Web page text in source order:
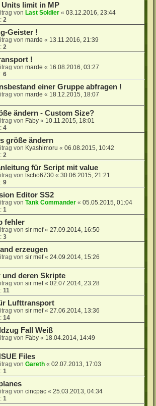
Units limit in MP
vonLast Soldier «03.12.2016, 23:44
2
Geister !
vonmarde « 13.11.2016, 21:39
2
!
vonmarde « 16.08.2016, 03:27
6
einer Gruppe abfragen !
vonmarde « 18.12.2015, 18:07
ändern - Custom Size?
von Fäby « 10.11.2015, 18:01
4
größe ändern
von Kyashimoru «06.08.2015, 10:42
2
für Script mit value
vontscho6730 «30.06.2015, 21:21
9
Editor SS2
vonTank Commander «05.05.2015, 01:04
1
fehler
vonsir mef«27.09.2014, 16:50
3
erzeugen
vonsir mef«24.09.2014, 15:26
und deren Skripte
vonsir mef«02.07.2014, 23:28
11
Lufttransport
vonsir mef«27.06.2014, 13:36
14
Fall Weiß
von Fäby « 18.04.2014, 14:49
Files
vonGareth «02.07.2013, 17:03
1
voncincpac «25.03.2013, 04:34
1